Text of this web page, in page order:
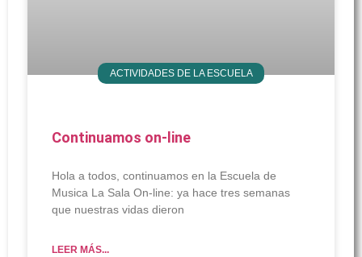
ACTIVIDADES DE LA ESCUELA
Continuamos on-line
Hola a todos, continuamos en la Escuela de
Musica La Sala On-line: ya hace tres semanas
que nuestras vidas dieron
LEER MÁS...